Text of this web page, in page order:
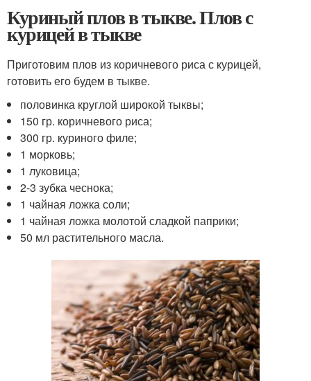
Куриный плов в тыкве. Плов с
курицей в тыкве
Приготовим плов из коричневого риса с курицей,
готовить его будем в тыкве.
половинка круглой широкой тыквы;
150 гр. коричневого риса;
300 гр. куриного филе;
1 морковь;
1 луковица;
2-3 зубка чеснока;
1 чайная ложка соли;
1 чайная ложка молотой сладкой паприки;
50 мл растительного масла.